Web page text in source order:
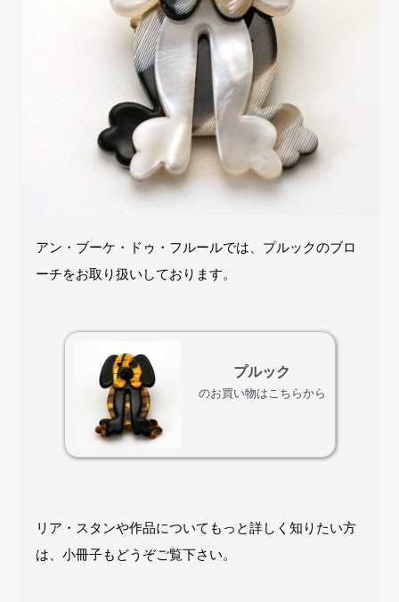
アン・ブーケ・ドゥ・フルールでは、プルックのブロ
ーチをお取り扱いしております。
プルック
のお買い物はこちらから
リア・スタンや作品についてもっと詳しく知りたい方
は、小冊子もどうぞご覧下さい。